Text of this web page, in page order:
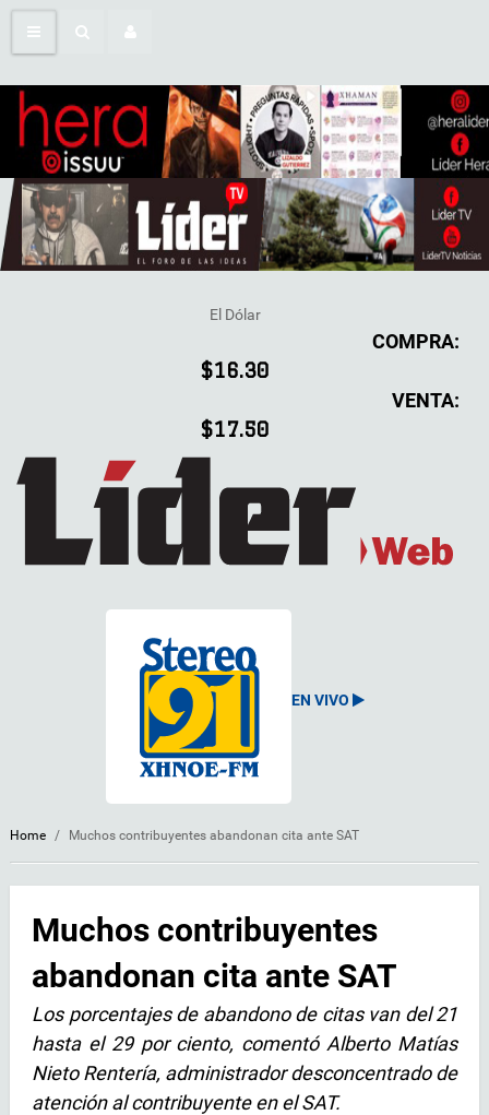
El Dólar
COMPRA:
$16.30
VENTA:
$17.50
EN VIVO
Home / Muchos contribuyentes abandonan cita ante SAT
Muchos contribuyentes
abandonan cita ante SAT
Los porcentajes de abandono de citas van del 21
hasta el 29 por ciento, comentó Alberto Matías
Nieto Rentería, administrador desconcentrado de
atención al contribuyente en el SAT.